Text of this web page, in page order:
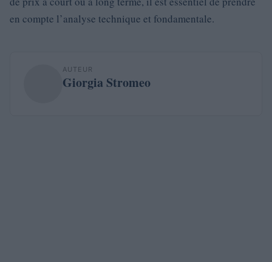
en compte l’analyse technique et fondamentale.
AUTEUR
Giorgia Stromeo